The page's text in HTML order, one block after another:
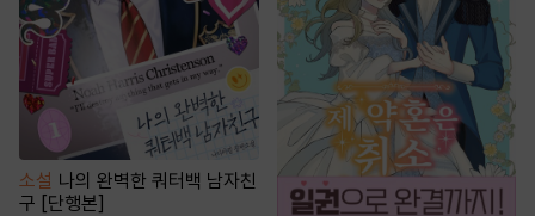
소설 나의 완벽한 쿼터백 남자친
구 [단행본]